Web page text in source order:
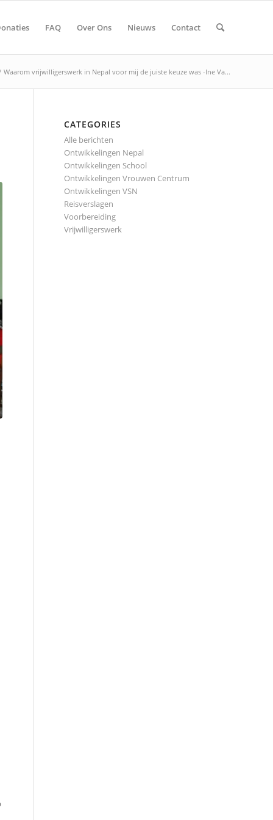
FAQ Over Ons Nieuws Contact
Waarom vrijwilligerswerk in Nepal voor mij de juiste keuze was -Ine Va...
CATEGORIES
Alle berichten
Ontwikkelingen Nepal
Ontwikkelingen School
Ontwikkelingen Vrouwen Centrum
Ontwikkelingen VSN
Reisverslagen
Voorbereiding
Vrijwilligerswerk